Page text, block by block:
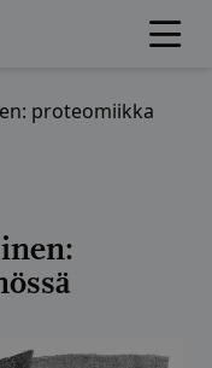
proteomiikka